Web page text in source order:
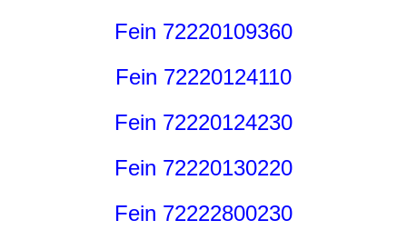
Fein 72220109360
Fein 72220124110
Fein 72220124230
Fein 72220130220
Fein 72222800230